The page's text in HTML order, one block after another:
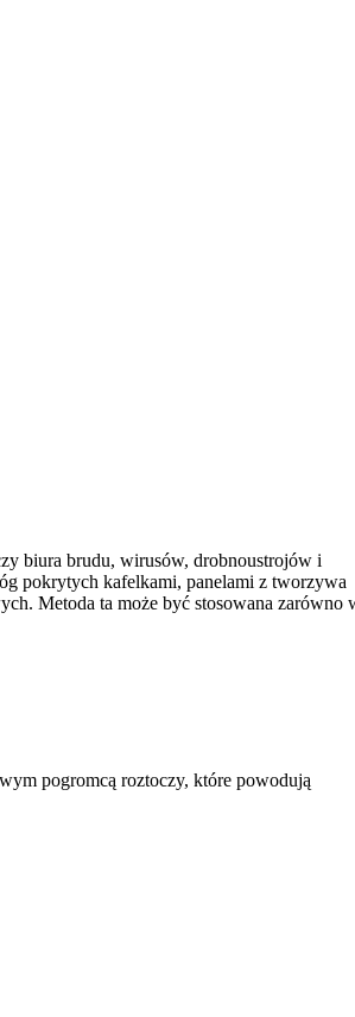
biura brudu, wirusów, drobnoustrojów i
pokrytych kafelkami, panelami z tworzywa
Metoda ta może być stosowana zarówno
pogromcą roztoczy, które powodują